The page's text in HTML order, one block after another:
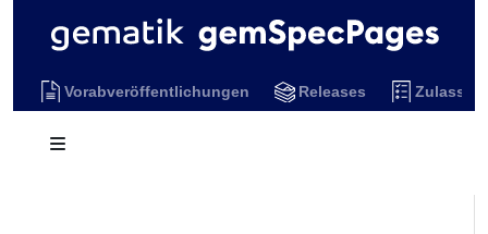
Vorabveröffentlichungen Releases